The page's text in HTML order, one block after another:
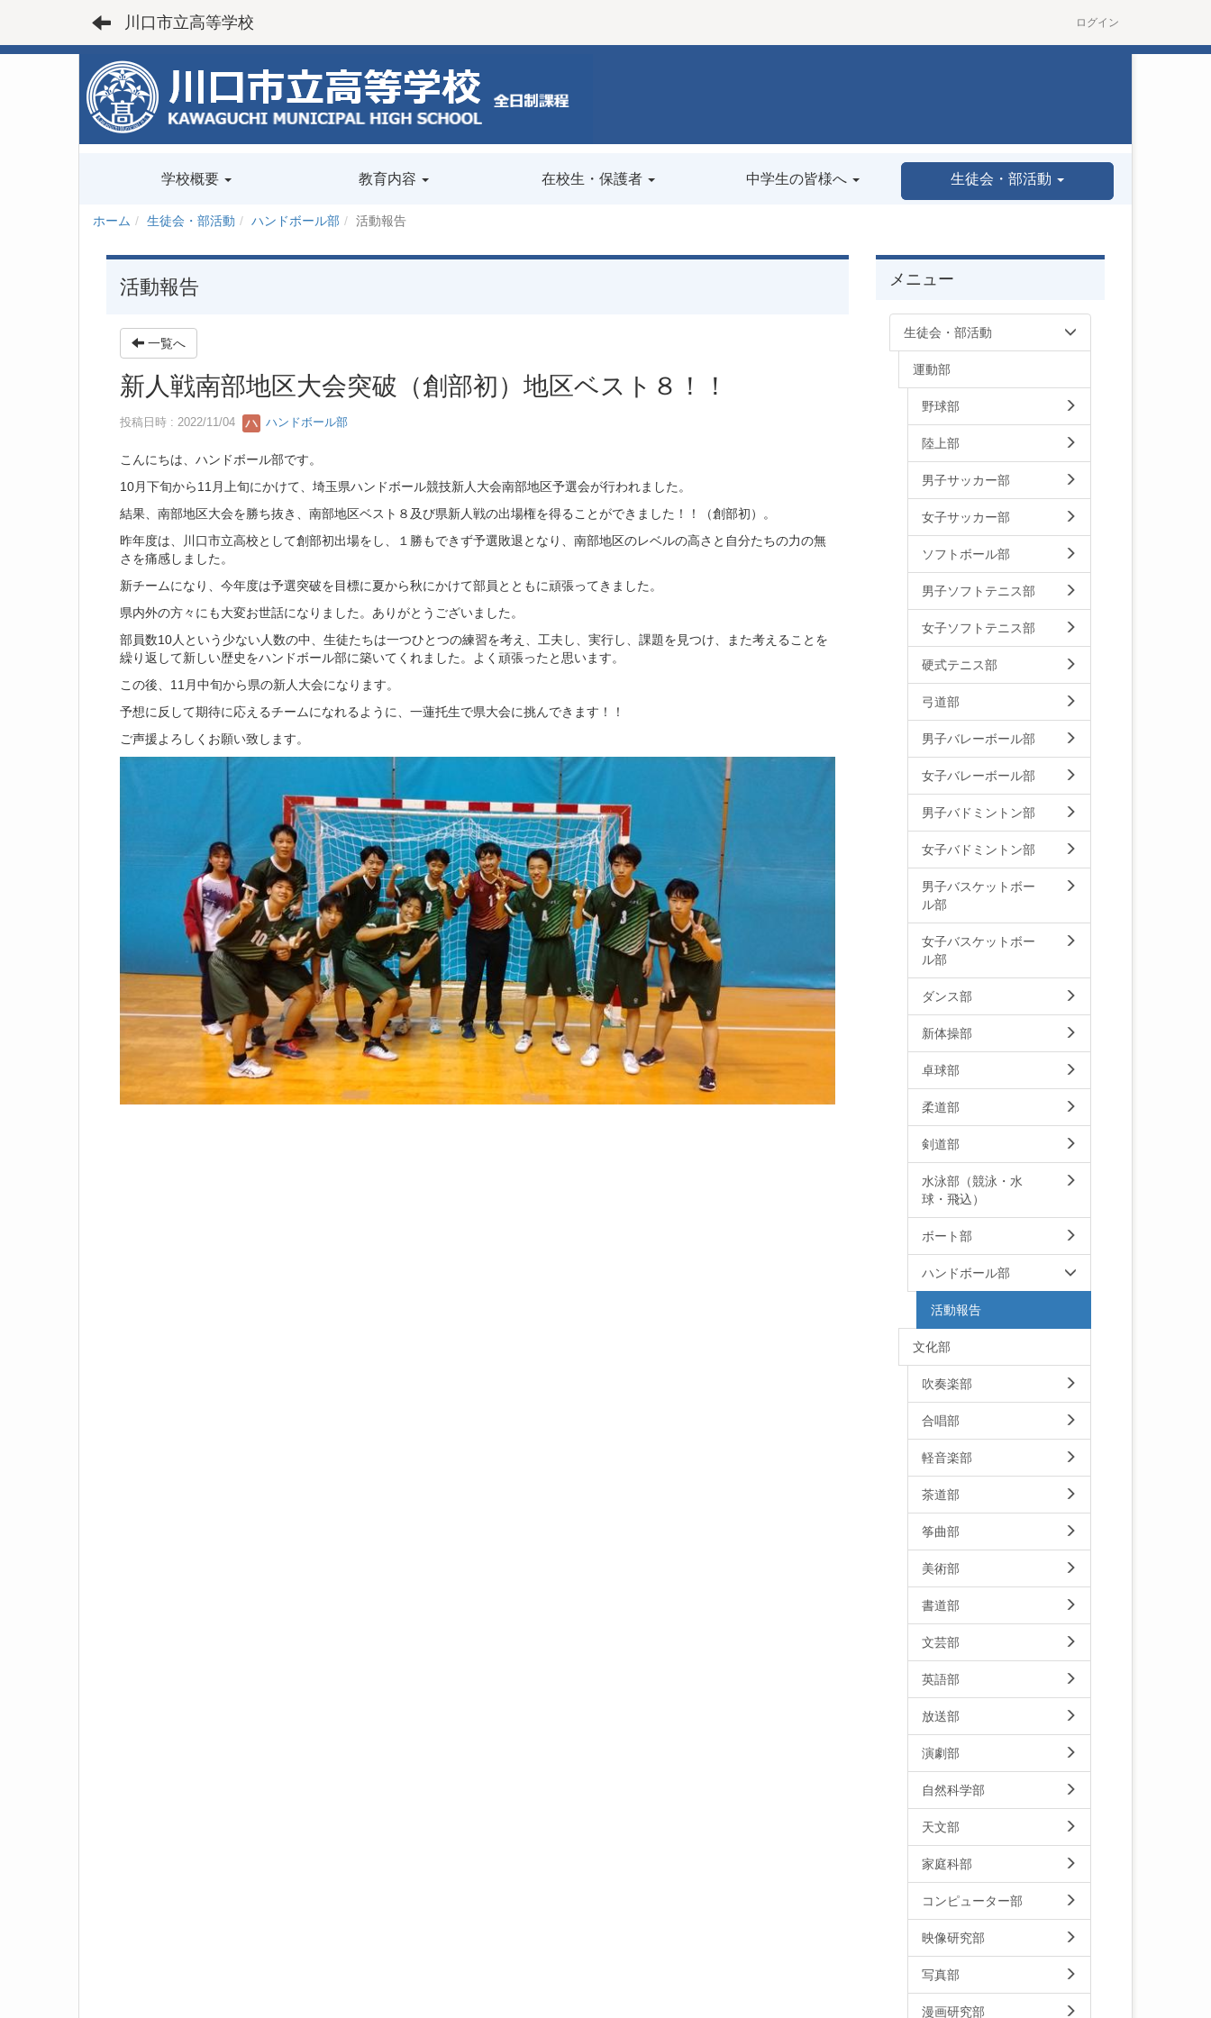
川口市立高等学校 ログイン
学校概要 教育内容 在校生・保護者 中学生の皆様へ 生徒会・部活動
ホーム 生徒会・部活動 ハンドボール部 活動報告
活動報告
一覧へ
新人戦南部地区大会突破（創部初）地区ベスト８！！
投稿日時 : 2022/11/04 ハンドボール部
こんにちは、ハンドボール部です。
10月下旬から11月上旬にかけて、埼玉県ハンドボール競技新人大会南部地区予選会が行われました。
結果、南部地区大会を勝ち抜き、南部地区ベスト８及び県新人戦の出場権を得ることができました！！（創部初）。
昨年度は、川口市立高校として創部初出場をし、１勝もできず予選敗退となり、南部地区のレベルの高さと自分たちの力の無
さを痛感しました。
新チームになり、今年度は予選突破を目標に夏から秋にかけて部員とともに頑張ってきました。
県内外の方々にも大変お世話になりました。ありがとうございました。
部員数10人という少ない人数の中、生徒たちは一つひとつの練習を考え、工夫し、実行し、課題を見つけ、また考えることを
繰り返して新しい歴史をハンドボール部に築いてくれました。よく頑張ったと思います。
この後、11月中旬から県の新人大会になります。
予想に反して期待に応えるチームになれるように、一蓮托生で県大会に挑んできます！！
ご声援よろしくお願い致します。
メニュー
生徒会・部活動
運動部
野球部
陸上部
男子サッカー部
女子サッカー部
ソフトボール部
男子ソフトテニス部
女子ソフトテニス部
硬式テニス部
弓道部
男子バレーボール部
女子バレーボール部
男子バドミントン部
女子バドミントン部
男子バスケットボー
ル部
女子バスケットボー
ル部
ダンス部
新体操部
卓球部
柔道部
剣道部
水泳部（競泳・水
球・飛込）
ボート部
ハンドボール部
活動報告
文化部
吹奏楽部
合唱部
軽音楽部
茶道部
筝曲部
美術部
書道部
文芸部
英語部
放送部
演劇部
自然科学部
天文部
家庭科部
コンピューター部
映像研究部
写真部
漫画研究部